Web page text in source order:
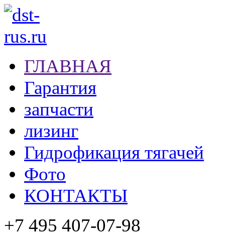
ГЛАВНАЯ
Гарантия
запчасти
лизинг
Гидрофикация тягачей
Фото
КОНТАКТЫ
+7 495 407-07-98